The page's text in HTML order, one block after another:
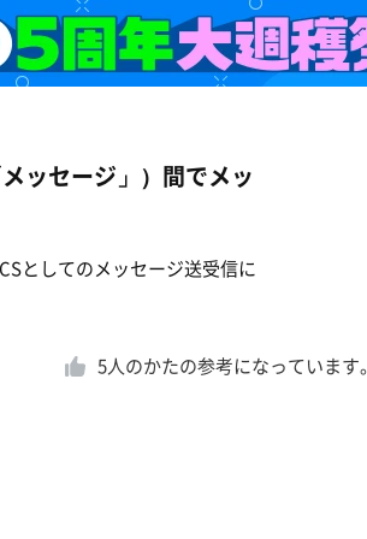
ッセージ」）間でメッ
としてのメッセージ送受信に
5人のかたの参考になっています。